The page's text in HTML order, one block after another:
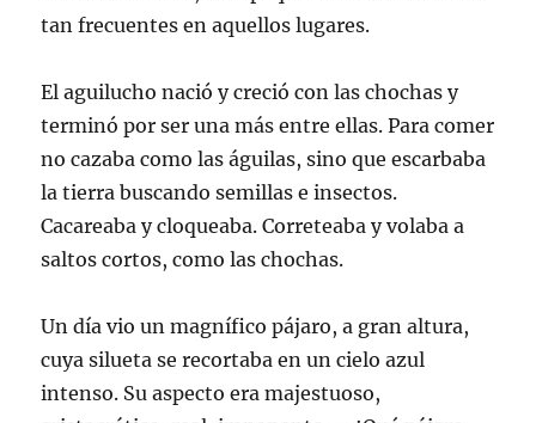
tan frecuentes en aquellos lugares.
El aguilucho nació y creció con las chochas y
terminó por ser una más entre ellas. Para comer
no cazaba como las águilas, sino que escarbaba
la tierra buscando semillas e insectos.
Cacareaba y cloqueaba. Correteaba y volaba a
saltos cortos, como las chochas.
Un día vio un magnífico pájaro, a gran altura,
cuya silueta se recortaba en un cielo azul
intenso. Su aspecto era majestuoso,